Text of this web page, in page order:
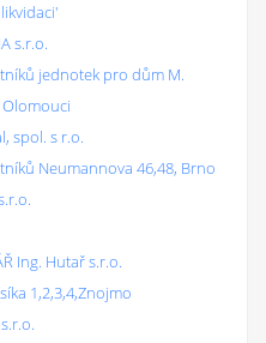
s.r.o.
jednotek pro dům M.
Olomouci
spol. s r.o.
Neumannova 46,48, Brno
Ing. Hutař s.r.o.
1,2,3,4,Znojmo